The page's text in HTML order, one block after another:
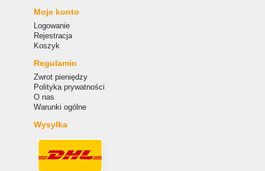
Moje konto
Logowanie
Rejestracja
Koszyk
Regulamin
Zwrot pieniędzy
Polityka prywatności
O nas
Warunki ogólne
Wysyłka